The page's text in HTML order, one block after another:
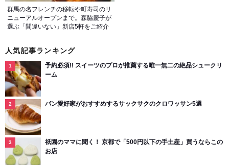
群馬の名フレンチの移転や町寿司のリ
ニューアルオープンまで。森脇慶子が
選ぶ「間違いない」新店5軒をご紹介
人気記事ランキング
予約必須!! スイーツのプロが推薦する唯一無二の絶品シュークリ
ーム
パン愛好家がおすすめするサックサクのクロワッサン5選
祇園のママに聞く！ 京都で「500円以下の手土産」買うならこの
お店